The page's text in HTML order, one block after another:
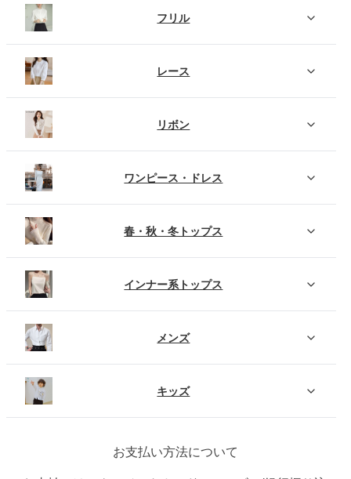
フリル
レース
リボン
ワンピース・ドレス
春・秋・冬トップス
インナー系トップス
メンズ
キッズ
お支払い方法について